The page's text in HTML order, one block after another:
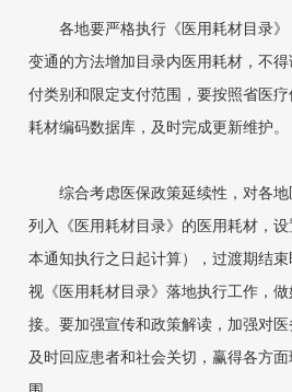
各地要严格执行《医用耗材目录》
变通的方法增加目录内医用耗材，不
付类别和限定支付范围，要按照省医
耗材编码数据库，及时完成更新维护。
综合考虑医保政策延续性，对各地
列入《医用耗材目录》的医用耗材，
本通知执行之日起计算），过渡期结
视《医用耗材目录》落地执行工作，
接。要加强宣传和政策解读，加强对医
及时回应患者和社会关切，赢得各方